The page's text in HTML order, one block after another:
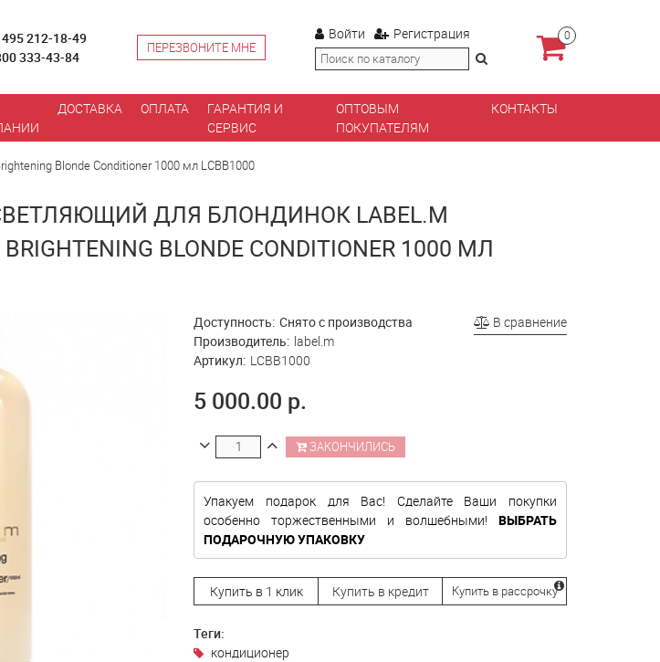
212-18-49
333-43-84
ПЕРЕЗВОНИТЕ МНЕ
Войти Регистрация 0
ДОСТАВКА ОПЛАТА
ГАРАНТИЯ И
СЕРВИС
ОПТОВЫМ
ПОКУПАТЕЛЯМ
КОНТАКТЫ
Blonde Conditioner 1000 мл LCBB1000
ДЛЯ БЛОНДИНОК LABEL.M
BLONDE CONDITIONER 1000 МЛ
В сравнение
Доступность: Снято с производства
Производитель: label.m
Артикул: LCBB1000
5 000.00 р.
ЗАКОНЧИЛИСЬ
Упакуем подарок для Вас! Сделайте Ваши покупки
особенно торжественными и волшебными! ВЫБРАТЬ
ПОДАРОЧНУЮ УПАКОВКУ
Купить в 1 клик Купить в кредит Купить в рассрочку
Теги:
кондиционер